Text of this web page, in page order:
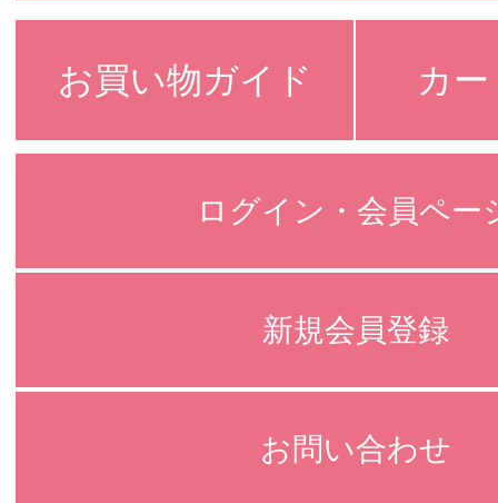
お買い物ガイド カ
ログイン・会員ペー
新規会員登録
お問い合わせ